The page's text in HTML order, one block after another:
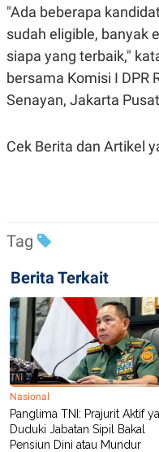
A
K
N
E
P
P
R
A
D
V
E
T
I
D
A
.
I
D
SITEMAP PROFILE TERM
OF
PEDOMAN
PEMBERITAAN
SIBER
"Ada beberapa
sudah eligible, banyak
siapa yang terbaik,"
bersama Komisi I DPR
Senayan, Jakarta
Cek Berita dan Artikel
Tag
Berita Terkait
Nasional
Panglima TNI: Prajurit Aktif
Duduki Jabatan Sipil Bakal
Pensiun Dini atau Mundur